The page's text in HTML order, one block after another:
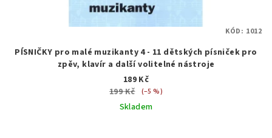
PÍSNIČKY pro malé muzikanty 4 - 11 dětských písniček pro
zpěv, klavír a další volitelné nástroje
189 Kč
199 Kč
(–5 %)
Skladem
KÓD: 1012